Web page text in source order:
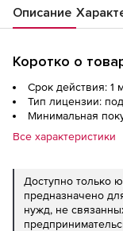
Описание
Коротко о
Срок действия: 1
Тип лицензии:
Минимальная
Все характеристики
Доступно только
предназначено
нужд, не